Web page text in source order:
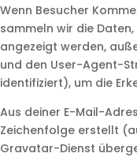
Wenn Besucher
sammeln wir die
angezeigt werden,
und den User-Agent-
identifiziert), um die
Aus deiner E-Mail-
Zeichenfolge erstellt
Gravatar-Dienst